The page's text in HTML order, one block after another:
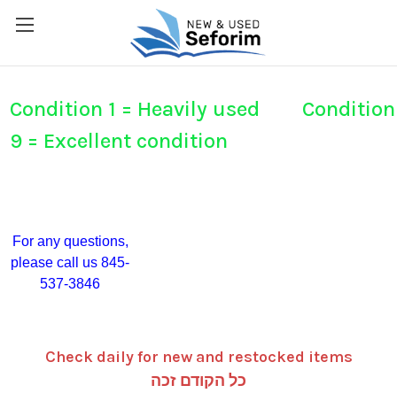
Condition 1 = Heavily used Condition
9 = Excellent condition
For any questions,
please call us 845-
537-3846
Check daily for new and restocked items
כל הקודם זכה